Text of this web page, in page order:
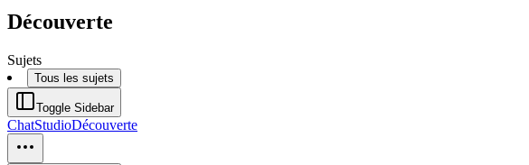
Découverte
Sujets
Tous les sujets
Toggle Sidebar
ChatStudioDécouverte